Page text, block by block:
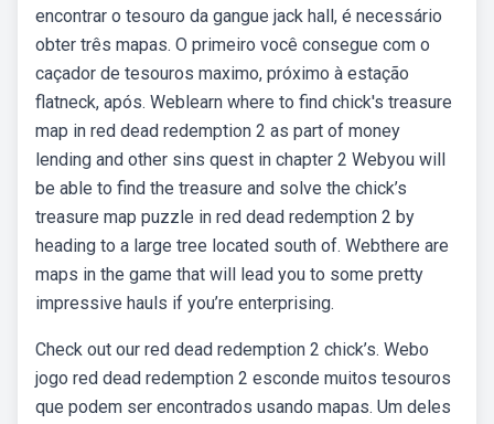
encontrar o tesouro da gangue jack hall, é necessário
obter três mapas. O primeiro você consegue com o
caçador de tesouros maximo, próximo à estação
flatneck, após. Weblearn where to find chick's treasure
map in red dead redemption 2 as part of money
lending and other sins quest in chapter 2 Webyou will
be able to find the treasure and solve the chick’s
treasure map puzzle in red dead redemption 2 by
heading to a large tree located south of. Webthere are
maps in the game that will lead you to some pretty
impressive hauls if you’re enterprising.
Check out our red dead redemption 2 chick’s. Webo
jogo red dead redemption 2 esconde muitos tesouros
que podem ser encontrados usando mapas. Um deles